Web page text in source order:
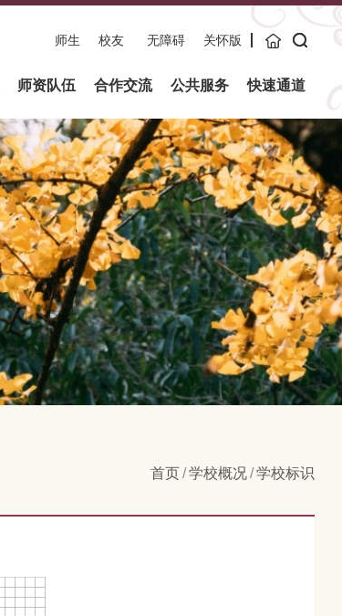
师生 校友 无障碍 关怀版 主页
师资队伍 合作交流 公共服务 快速通道
首页/学校概况/学校标识